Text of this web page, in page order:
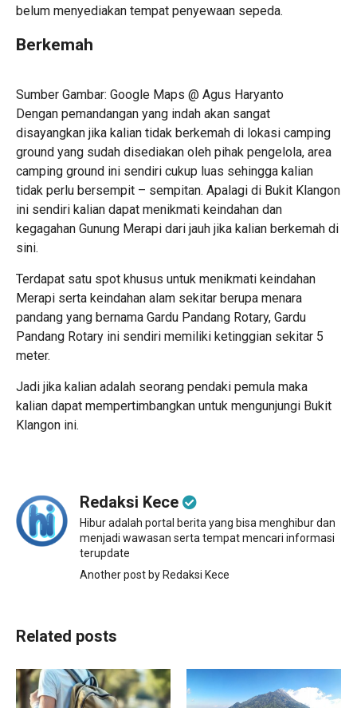
belum menyediakan tempat penyewaan sepeda.
Berkemah
Sumber Gambar: Google Maps @ Agus Haryanto
Dengan pemandangan yang indah akan sangat
disayangkan jika kalian tidak berkemah di lokasi camping
ground yang sudah disediakan oleh pihak pengelola, area
camping ground ini sendiri cukup luas sehingga kalian
tidak perlu bersempit – sempitan. Apalagi di Bukit Klangon
ini sendiri kalian dapat menikmati keindahan dan
kegagahan Gunung Merapi dari jauh jika kalian berkemah di
sini.
Terdapat satu spot khusus untuk menikmati keindahan
Merapi serta keindahan alam sekitar berupa menara
pandang yang bernama Gardu Pandang Rotary, Gardu
Pandang Rotary ini sendiri memiliki ketinggian sekitar 5
meter.
Jadi jika kalian adalah seorang pendaki pemula maka
kalian dapat mempertimbangkan untuk mengunjungi Bukit
Klangon ini.
Redaksi Kece
Hibur adalah portal berita yang bisa menghibur dan
menjadi wawasan serta tempat mencari informasi
terupdate
Another post by Redaksi Kece
Related posts